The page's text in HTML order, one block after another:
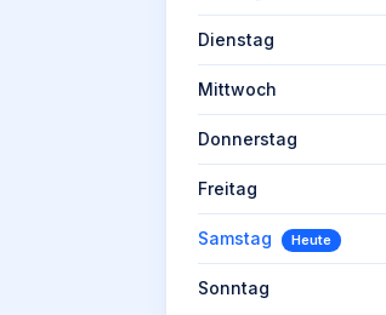
Dienstag
Mittwoch
Donnerstag
Freitag
Samstag Heute
Sonntag